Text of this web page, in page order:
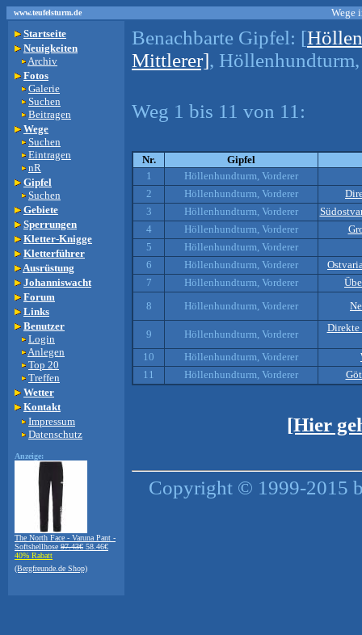
www.teufelsturm.de
Wege
Startseite
Neuigkeiten
Archiv
Fotos
Galerie
Suchen
Beitragen
Wege
Suchen
Eintragen
nR
Gipfel
Suchen
Gebiete
Sperrungen
Kletter-Knigge
Kletterführer
Ausrüstung
Johanniswacht
Forum
Links
Benutzer
Login
Anlegen
Top 20
Treffen
Wetter
Kontakt
Impressum
Datenschutz
Anzeige:
The North Face - Varuna Pant -
Softshellhose 97.43€ 58.46€
40% Rabatt
(Bergfreunde.de Shop)
Benachbarte Gipfel: [
Mittlerer],
Weg 1 bis 11 von 11:
Nr.
Gipfel
1
Höllenhundturm, Vorderer
2
Höllenhundturm, Vorderer
3
Höllenhundturm, Vorderer
4
Höllenhundturm, Vorderer
5
Höllenhundturm, Vorderer
6
Höllenhundturm, Vorderer
7
Höllenhundturm, Vorderer
8
Höllenhundturm, Vorderer
9 Höllenhundturm, Vorderer
Direkte
10 Höllenhundturm, Vorderer
11
Höllenhundturm, Vorderer
[Hier
Copyright © 1999-2015